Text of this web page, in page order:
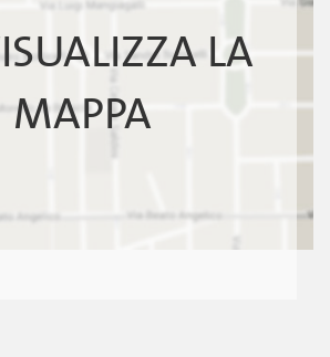
LA
MAPPA